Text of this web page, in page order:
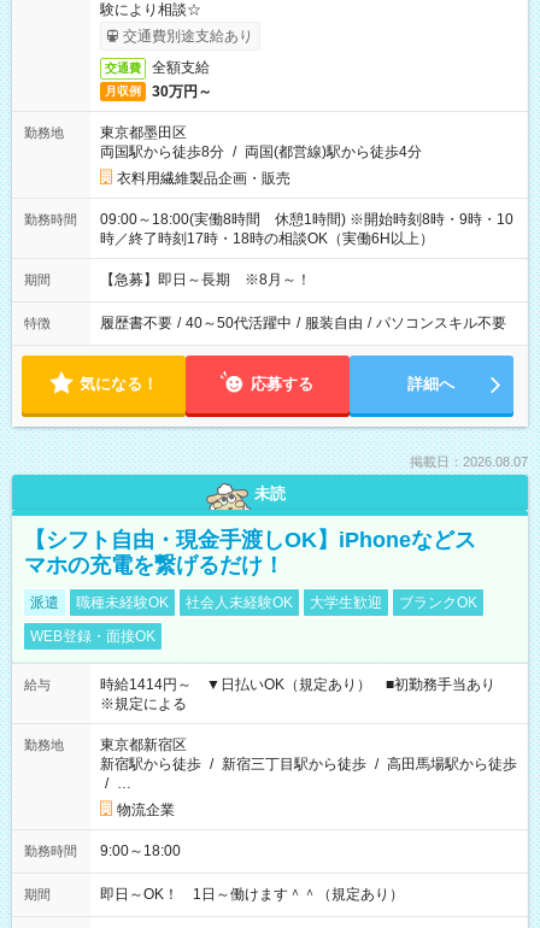
験により相談☆
交通費別途支給あり
交通費 全額支給
月収例 30万円～
勤務地
東京都墨田区
両国駅から徒歩8分 / 両国(都営線)駅から徒歩4分
衣料用繊維製品企画・販売
勤務時間
09:00～18:00(実働8時間 休憩1時間) ※開始時刻8時・9時・10
時／終了時刻17時・18時の相談OK（実働6H以上）
期間 【急募】即日～長期 ※8月～！
特徴 履歴書不要 / 40～50代活躍中 / 服装自由 / パソコンスキル不要
気になる！ 応募する 詳細へ
掲載日：2026.08.07
未読
【シフト自由・現金手渡しOK】iPhoneなどス
マホの充電を繋げるだけ！
派遣 職種未経験OK 社会人未経験OK 大学生歓迎
ブランクOK
WEB登録・面接OK
給与
時給1414円～ ▼日払いOK（規定あり） ■初勤務手当あり
※規定による
勤務地
東京都新宿区
新宿駅から徒歩 / 新宿三丁目駅から徒歩 / 高田馬場駅から徒歩
/ …
物流企業
勤務時間 9:00～18:00
期間 即日～OK！ 1日～働けます＾＾（規定あり）